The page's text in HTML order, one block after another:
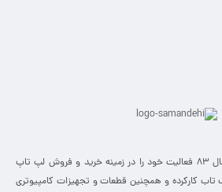
فروشگاه آنلاین اطلاع وب از سال 83 فعالیت خود را در زمینه خرید و فروش لپ تاپ
کارکرده و همچنین قطعات و تجهیزات کامپیوتری